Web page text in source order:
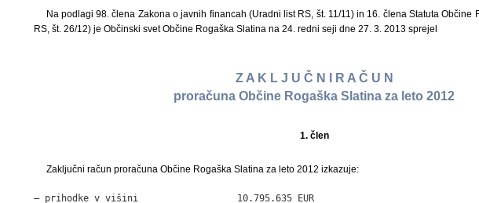
Na podlagi 98. člena Zakona o javnih financah (Uradni list RS, št. 11/11) in 16. člena Statuta Občine
RS, št. 26/12) je Občinski svet Občine Rogaška Slatina na 24. redni seji dne 27. 3. 2013 sprejel
Z A K L J U Č N I R A Č U N
proračuna Občine Rogaška Slatina za leto 2012
1. člen
Zaključni račun proračuna Občine Rogaška Slatina za leto 2012 izkazuje:
– prihodke v višini                  10.795.635 EUR